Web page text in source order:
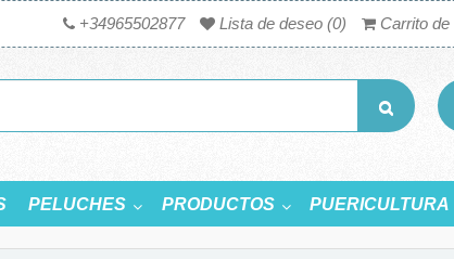
+34965502877 Lista de deseo (0) Carrito
PELUCHES PRODUCTOS PUERICULTURA